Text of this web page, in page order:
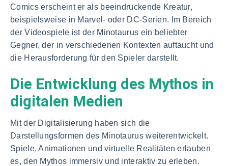
Comics erscheint er als beeindruckende Kreatur,
beispielsweise in Marvel- oder DC-Serien. Im Bereich
der Videospiele ist der Minotaurus ein beliebter
Gegner, der in verschiedenen Kontexten auftaucht und
die Herausforderung für den Spieler darstellt.
Die Entwicklung des Mythos in
digitalen Medien
Mit der Digitalisierung haben sich die
Darstellungsformen des Minotaurus weiterentwickelt.
Spiele, Animationen und virtuelle Realitäten erlauben
es, den Mythos immersiv und interaktiv zu erleben.